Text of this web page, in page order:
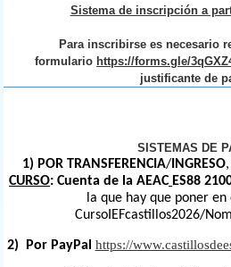
Sistema de inscripción a
Para inscribirse es necesario
formulario https://forms.gle/
justificante de
SISTEMAS DE
1) POR TRANSFERENCIA/INGRESO,
CURSO: Cuenta de la AEAC ES88
la que hay que poner en
CursoIEFcastillos2026/
2) Por PayPal https://